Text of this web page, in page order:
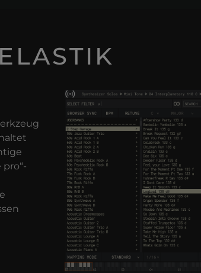
ELASTIK